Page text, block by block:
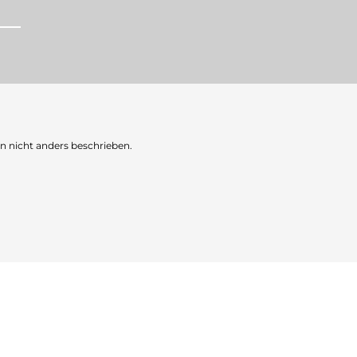
nicht anders beschrieben.